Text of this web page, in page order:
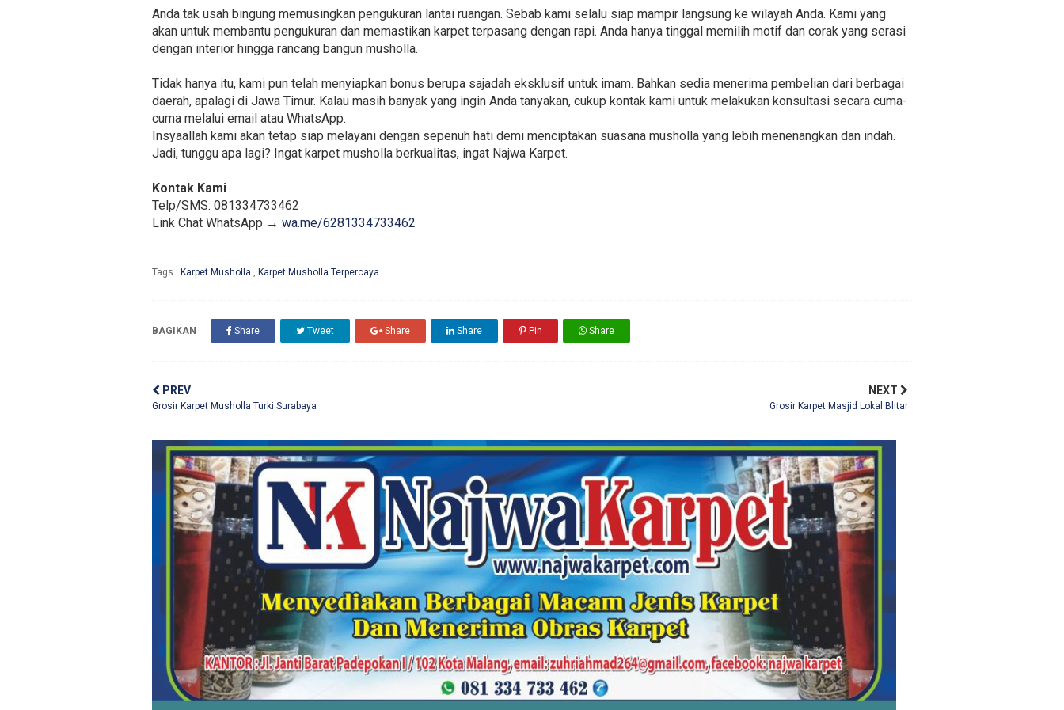
Anda tak usah bingung memusingkan pengukuran lantai ruangan. Sebab kami selalu siap mampir langsung ke wilayah Anda. Kami yang
akan untuk membantu pengukuran dan memastikan karpet terpasang dengan rapi. Anda hanya tinggal memilih motif dan corak yang serasi
dengan interior hingga rancang bangun musholla.
Tidak hanya itu, kami pun telah menyiapkan bonus berupa sajadah eksklusif untuk imam. Bahkan sedia menerima pembelian dari berbagai
daerah, apalagi di Jawa Timur. Kalau masih banyak yang ingin Anda tanyakan, cukup kontak kami untuk melakukan konsultasi secara cuma-
cuma melalui email atau WhatsApp.
Insyaallah kami akan tetap siap melayani dengan sepenuh hati demi menciptakan suasana musholla yang lebih menenangkan dan indah.
Jadi, tunggu apa lagi? Ingat karpet musholla berkualitas, ingat Najwa Karpet.
Kontak Kami
Telp/SMS: 081334733462
Link Chat WhatsApp → wa.me/6281334733462
Tags : Karpet Musholla , Karpet Musholla Terpercaya
BAGIKAN Share Tweet Share Share Pin Share
PREV
Grosir Karpet Musholla Turki Surabaya
NEXT
Grosir Karpet Masjid Lokal Blitar